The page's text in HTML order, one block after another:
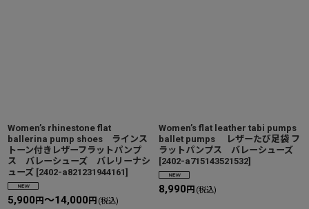
Women’s rhinestone flat
ballerina pump shoes ラインス
トーン付きレザーフラットパンプ
ス バレーシューズ バレリーナシ
ューズ [2402-a821231944161]
5,900 円 ～14,000 円 (税込)
Women’s flat leather tabi pumps
ballet pumps レザーたび足袋 フ
ラットパンプス バレーシューズ
[2402-a715143521532]
8,990 円 (税込)